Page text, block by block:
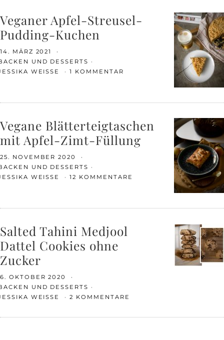
Veganer Apfel-Streusel-
Pudding-Kuchen
14. MÄRZ 2021
UND DESSERTS
WEISSE
1 KOMMENTAR
Vegane Blätterteigtaschen
mit Apfel-Zimt-Füllung
25. NOVEMBER 2020
UND DESSERTS
WEISSE
12 KOMMENTARE
Salted Tahini Medjool
Dattel Cookies ohne
Zucker
6. OKTOBER 2020
UND DESSERTS
WEISSE
2 KOMMENTARE